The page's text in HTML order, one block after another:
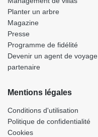
Planter un arbre
Magazine
Presse
Programme de fidélité
Devenir un agent de voyage
partenaire
Mentions légales
Conditions d'utilisation
Politique de confidentialité
Cookies